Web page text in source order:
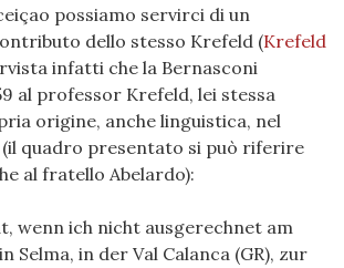
possiamo servirci di un
dello stesso Krefeld (Krefeld
infatti che la Bernasconi
al professor Krefeld, lei stessa
origine, anche linguistica, nel
quadro presentato si può riferire
al fratello Abelardo):
wenn ich nicht ausgerechnet am
Selma, in der Val Calanca (GR), zur